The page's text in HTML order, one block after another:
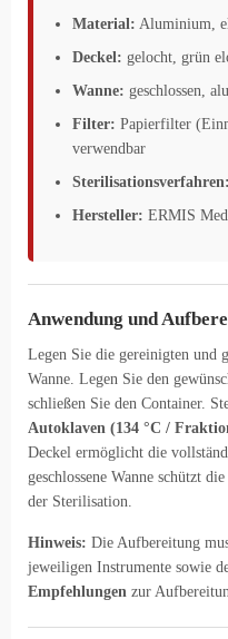
Material: Aluminium,
Deckel: gelocht, grün
Wanne: geschlossen,
Filter: Papierfilter
verwendbar
Sterilisationsverfahren:
Hersteller: ERMIS
Anwendung und
Legen Sie die gereinigten und
Wanne. Legen Sie den
schließen Sie den Container.
Autoklaven (134 °C /
Deckel ermöglicht die
geschlossene Wanne schützt
der Sterilisation.
Hinweis: Die Aufbereitung
jeweiligen Instrumente sowie
Empfehlungen zur